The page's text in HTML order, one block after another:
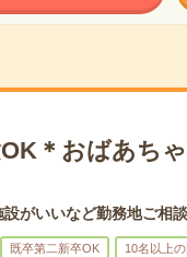
＊おばあち
がいいなど勤務地ご相
既卒第二新卒OK 10名以上